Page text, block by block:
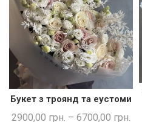
ШВИДКА ПОКУПКА
Букет з троянд та еустоми
2900,00 грн. – 6700,00 грн.